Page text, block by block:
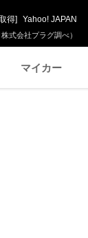
式会社プラグ調べ）
得] Yahoo! JAPAN
マイカー